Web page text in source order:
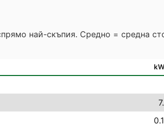
най-скъпия. Средно = средна